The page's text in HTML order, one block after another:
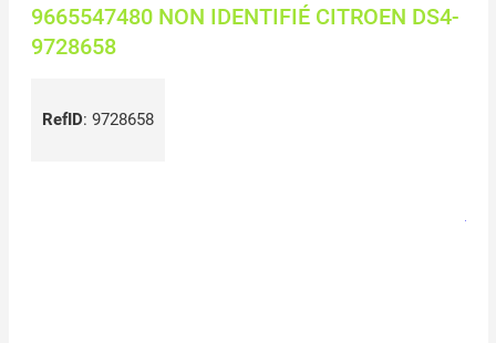
9665547480 NON IDENTIFIÉ CITROEN DS4-
9728658
RefID: 9728658